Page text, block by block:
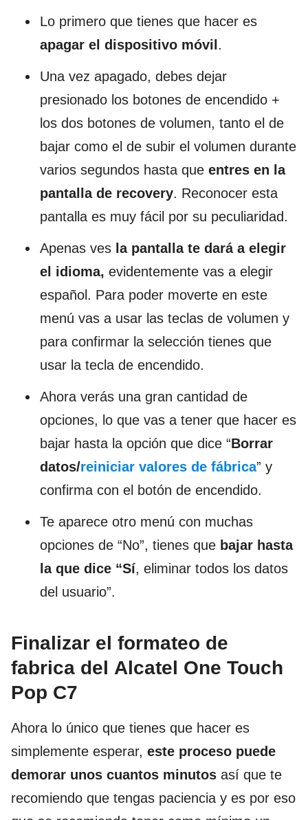
Lo primero que tienes que hacer es
apagar el dispositivo móvil .
Una vez apagado, debes dejar
presionado los botones de encendido +
los dos botones de volumen, tanto el de
bajar como el de subir el volumen durante
varios segundos hasta que entres en la
pantalla de recovery. Reconocer esta
pantalla es muy fácil por su peculiaridad.
Apenas ves la pantalla te dará a elegir
el idioma, evidentemente vas a elegir
español. Para poder moverte en este
menú vas a usar las teclas de volumen y
para confirmar la selección tienes que
usar la tecla de encendido.
Ahora verás una gran cantidad de
opciones, lo que vas a tener que hacer es
bajar hasta la opción que dice “Borrar
datos/reiniciar valores de fábrica” y
confirma con el botón de encendido.
Te aparece otro menú con muchas
opciones de “No”, tienes que bajar hasta
la que dice “Sí, eliminar todos los datos
del usuario”.
Finalizar el formateo de
fabrica del Alcatel One Touch
Pop C7
Ahora lo único que tienes que hacer es
simplemente esperar, este proceso puede
demorar unos cuantos minutos así que te
recomiendo que tengas paciencia y es por eso